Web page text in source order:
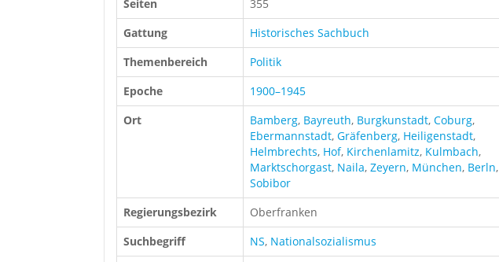
Seiten
355
Gattung
Historisches Sachbuch
Themenbereich
Politik
Epoche
1900–1945
Ort
Bamberg, Bayreuth, Burgkunstadt, Coburg,
Ebermannstadt, Gräfenberg, Heiligenstadt,
Helmbrechts, Hof, Kirchenlamitz, Kulmbach,
Marktschorgast, Naila, Zeyern, München, Berln,
Sobibor
Regierungsbezirk
Oberfranken
Suchbegriff
NS, Nationalsozialismus